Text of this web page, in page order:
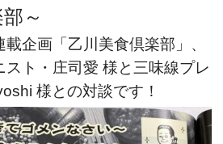
～
企画「乙川美食倶楽部」、
ト・庄司愛 様と三味線プレ
様との対談です！